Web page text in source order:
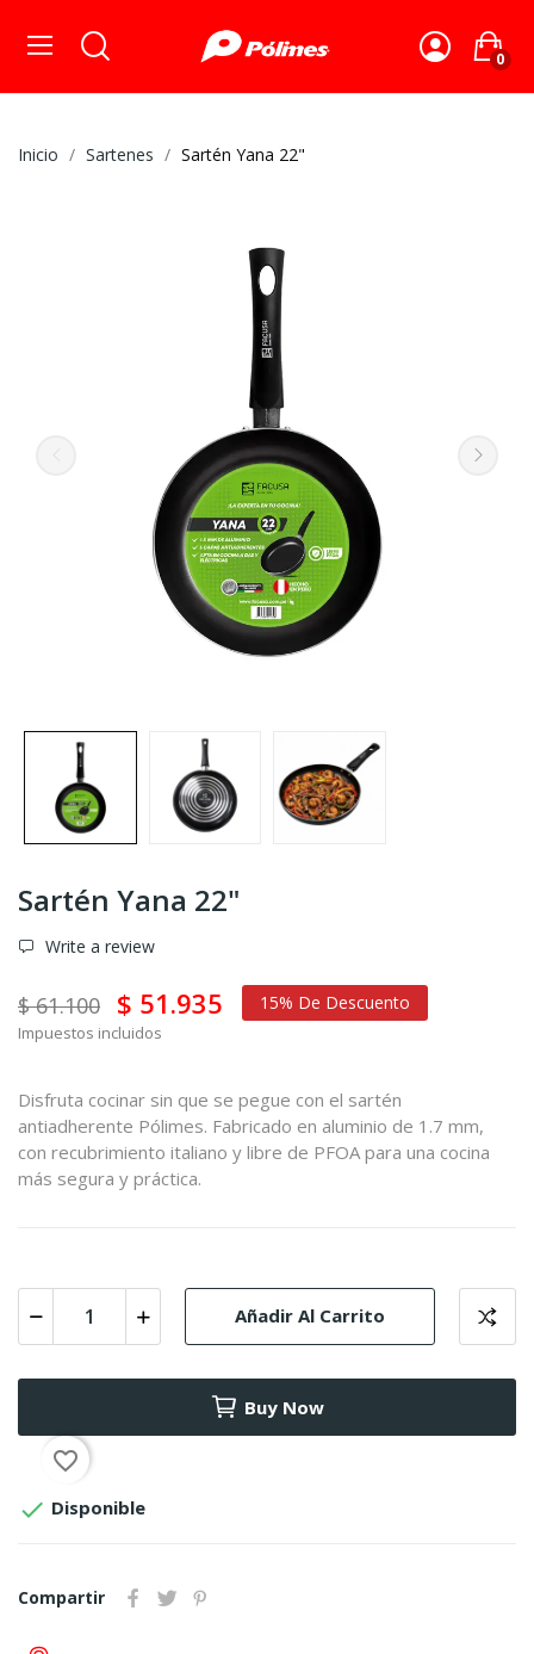
0
Inicio Sartenes Sartén Yana 22"
Sartén Yana 22"
Write a review
$ 61.100 $ 51.935 15% De Descuento
Impuestos incluidos
Disfruta cocinar sin que se pegue con el sartén
antiadherente Pólimes. Fabricado en aluminio de 1.7 mm,
con recubrimiento italiano y libre de PFOA para una cocina
más segura y práctica.
Añadir Al Carrito
Buy Now
favorite_border
 Disponible
Compartir